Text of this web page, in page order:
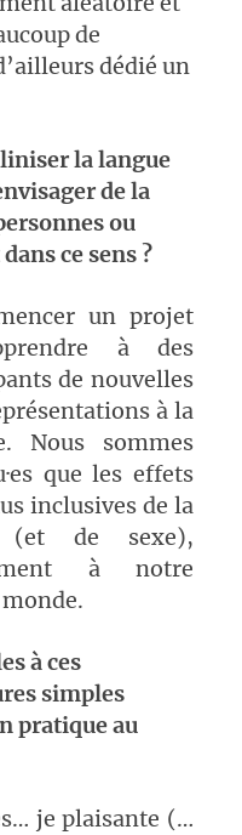
de
dédié un
la langue
de la
ou
ce sens ?
un projet
à des
de nouvelles
à la
Nous sommes
que les effets
inclusives de la
(et de sexe),
à notre
à ces
simples
pratique au
je plaisante (…